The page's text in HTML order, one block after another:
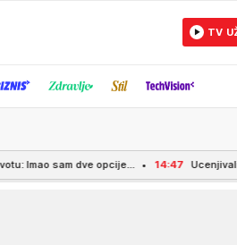
TV
14:47 Ucenjivali je golim fotkama, pa ih je